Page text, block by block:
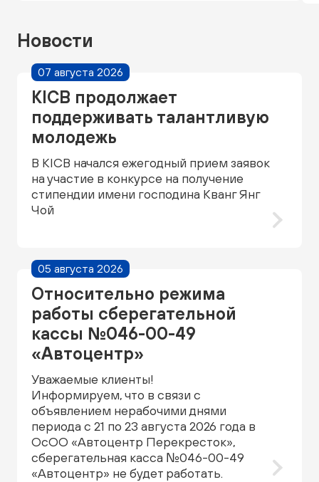
Новости
07 августа 2026
KICB продолжает
поддерживать талантливую
молодежь
В KICB начался ежегодный прием заявок
на участие в конкурсе на получение
стипендии имени господина Кванг Янг
Чой
05 августа 2026
Относительно режима
работы сберегательной
кассы №046-00-49
«Автоцентр»
Уважаемые клиенты!
Информируем, что в связи с
объявлением нерабочими днями
периода с 21 по 23 августа 2026 года в
ОсОО «Автоцентр Перекресток»,
сберегательная касса №046-00-49
«Автоцентр» не будет работать.